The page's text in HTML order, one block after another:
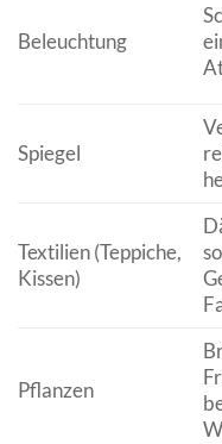
Beleuchtung
Spiegel
Textilien (Teppiche,
Kissen)
Pflanzen